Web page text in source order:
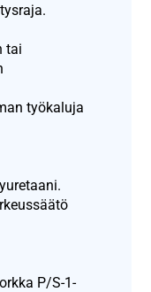
tai
työkaluja
P/S-1-